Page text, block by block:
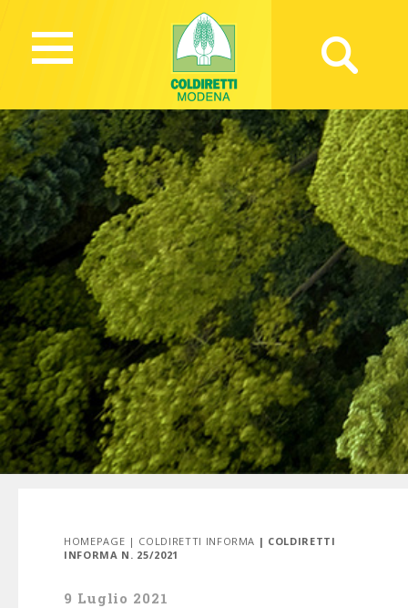
HOMEPAGE | COLDIRETTI INFORMA | COLDIRETTI
INFORMA N. 25/2021
9 Luglio 2021